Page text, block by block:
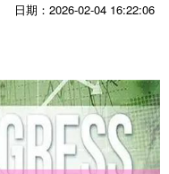
日期：2026-02-04 16:22:06